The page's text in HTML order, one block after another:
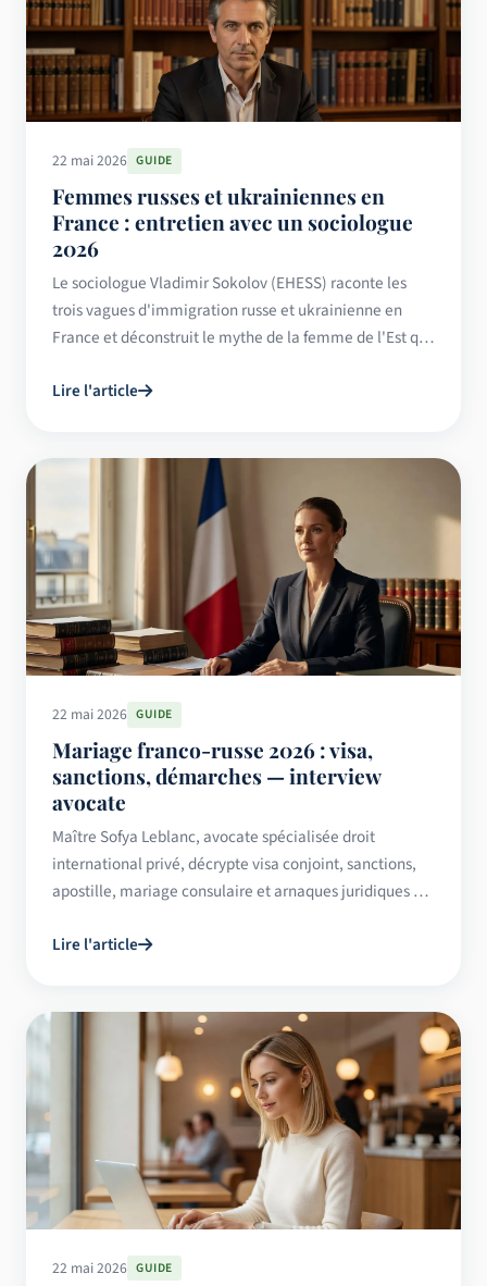
22 mai 2026 GUIDE
Femmes russes et ukrainiennes en
France : entretien avec un sociologue
2026
Le sociologue Vladimir Sokolov (EHESS) raconte les
trois vagues d'immigration russe et ukrainienne en
France et déconstruit le mythe de la femme de l'Est qui
Lire l'article
22 mai 2026 GUIDE
Mariage franco-russe 2026 : visa,
sanctions, démarches — interview
avocate
Maître Sofya Leblanc, avocate spécialisée droit
international privé, décrypte visa conjoint, sanctions,
apostille, mariage consulaire et arnaques juridiques en
Lire l'article
22 mai 2026 GUIDE